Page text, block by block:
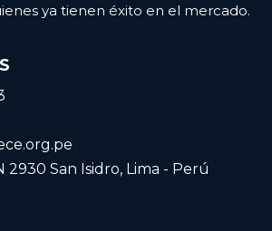
ya tienen éxito en el mercado.
2930 San Isidro, Lima - Perú